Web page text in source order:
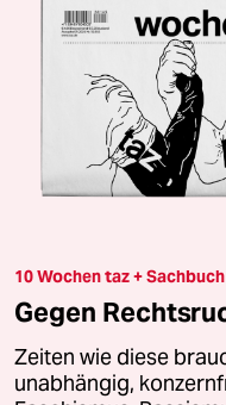
10 Wochen taz +
Gegen
Zeiten wie diese
unabhängig,